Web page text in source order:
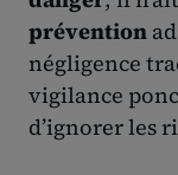
prévention
négligence
vigilance
d’ignorer les